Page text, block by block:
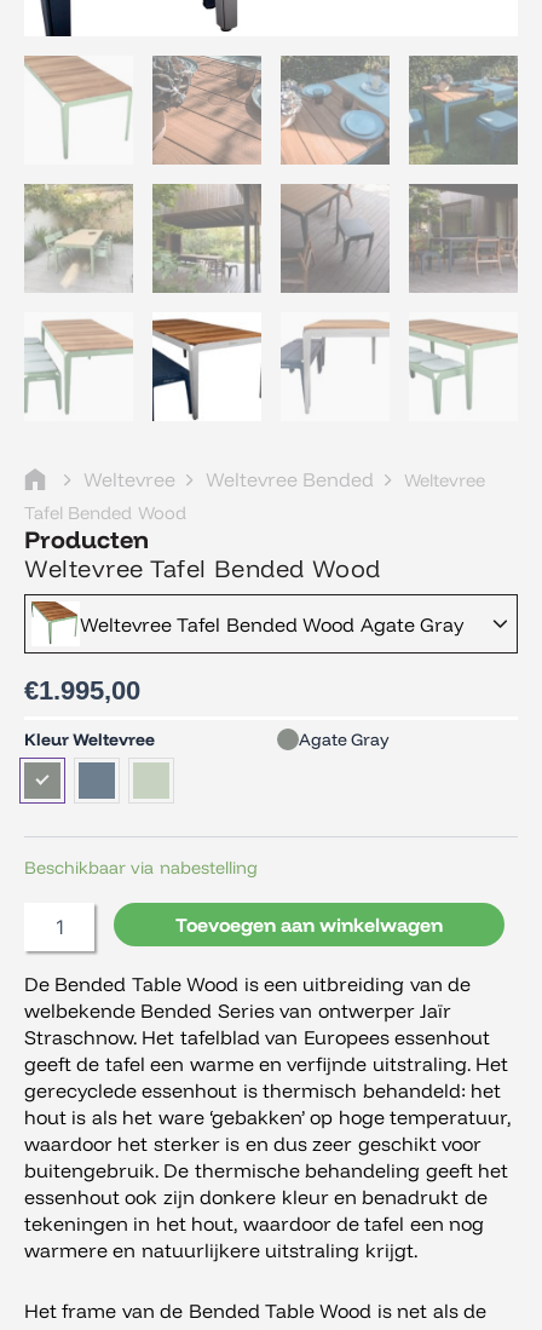
Weltevree Weltevree Bended
Weltevree
Tafel Bended Wood
Producten
Weltevree Tafel Bended Wood
Weltevree Tafel Bended Wood Agate Gray
€1.995,00
Kleur Weltevree Agate Gray
Beschikbaar via nabestelling
Weltevree
Tafel
Bended
aantal
Toevoegen aan winkelwagen
De Bended Table Wood is een uitbreiding van de
welbekende Bended Series van ontwerper Jaïr
Straschnow. Het tafelblad van Europees essenhout
geeft de tafel een warme en verfijnde uitstraling. Het
gerecyclede essenhout is thermisch behandeld: het
hout is als het ware ‘gebakken’ op hoge temperatuur,
waardoor het sterker is en dus zeer geschikt voor
buitengebruik. De thermische behandeling geeft het
essenhout ook zijn donkere kleur en benadrukt de
tekeningen in het hout, waardoor de tafel een nog
warmere en natuurlijkere uitstraling krijgt.
Het frame van de Bended Table Wood is net als de